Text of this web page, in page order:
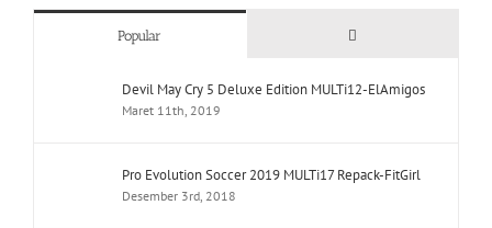
Popular Comments
Devil May Cry 5 Deluxe Edition MULTi12-ElAmigos
Maret 11th, 2019
Pro Evolution Soccer 2019 MULTi17 Repack-FitGirl
Desember 3rd, 2018